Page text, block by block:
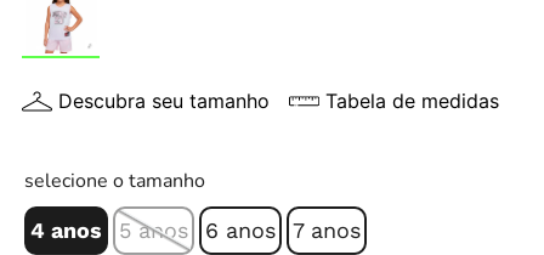
Descubra seu tamanho Tabela de medidas
selecione o tamanho
4 anos 5 anos 6 anos 7 anos